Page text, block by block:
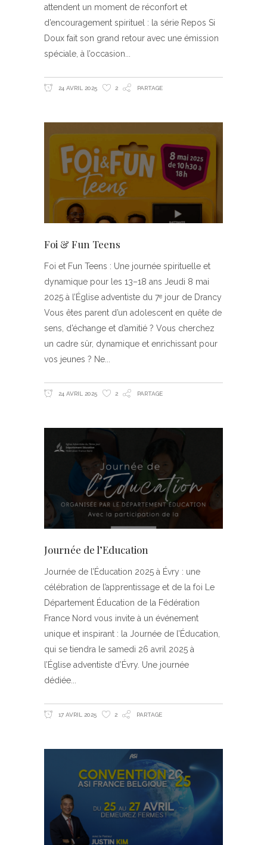
attendent un moment de réconfort et
d’encouragement spirituel : la série Repos Si
Doux fait son grand retour avec une émission
spéciale, à l’occasion
24 AVRIL 2025 2 PARTAGE
Foi & Fun Teens
Foi et Fun Teens : Une journée spirituelle et
dynamique pour les 13–18 ans Jeudi 8 mai
2025 à l’Église adventiste du 7ᵉ jour de Drancy
Vous êtes parent d’un adolescent en quête de
sens, d’échange et d’amitié ? Vous cherchez
un cadre sûr, dynamique et enrichissant pour
vos jeunes ? Ne
24 AVRIL 2025 2 PARTAGE
Journée de l’Education
Journée de l’Éducation 2025 à Évry : une
célébration de l’apprentissage et de la foi Le
Département Éducation de la Fédération
France Nord vous invite à un événement
unique et inspirant : la Journée de l’Éducation,
qui se tiendra le samedi 26 avril 2025 à
l’Église adventiste d’Évry. Une journée
dédiée
17 AVRIL 2025 2 PARTAGE